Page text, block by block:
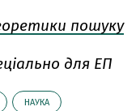
пошуку
для ЕП
НАУКА